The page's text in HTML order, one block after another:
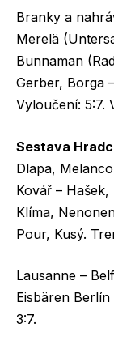
Branky a
Merelä
Bunnaman
Gerber, Borga
Vyloučení: 5:7.
Sestava
Dlapa,
Kovář –
Klíma,
Pour, Kusý.
Lausanne –
Eisbären
3:7.